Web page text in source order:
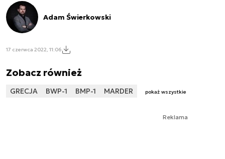
Adam Świerkowski
17 czerwca 2022, 11:06
Zobacz również
GRECJA BWP-1 BMP-1 MARDER pokaż wszystkie
Reklama